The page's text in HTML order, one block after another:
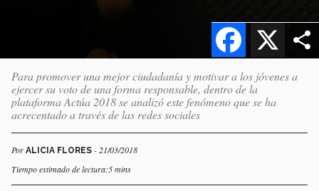
X
Facebook
Para promover una mejor ciudadanía y motivar a los jóvenes a
ejercer su voto de una forma responsable, dentro de la
plataforma Actúa 2018 se analizó este fenómeno que se ha
acrecentado a través de las redes sociales
Por ALICIA FLORES - 21/03/2018
Tiempo estimado de lectura:5 mins